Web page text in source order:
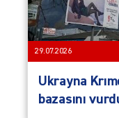
29.07.2026
Ukrayna
bazasını